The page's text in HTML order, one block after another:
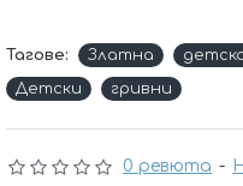
0 ревюта -
Тагове: Златна
Детски
гривни